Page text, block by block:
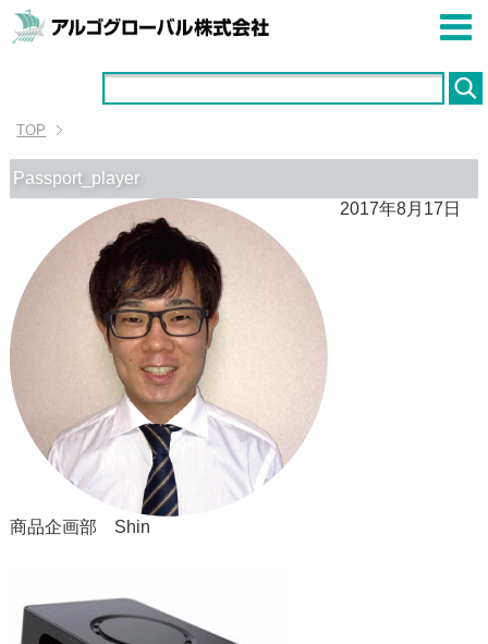
TOP
Passport_player
2017年8月17日
商品企画部 Shin